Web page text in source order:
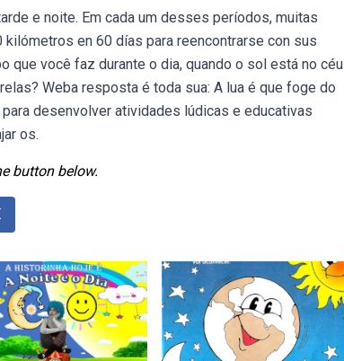
e noite. Em cada um desses períodos, muitas
en 60 días para reencontrarse con sus
que você faz durante o dia, quando o sol está no céu
Weba resposta é toda sua: A lua é que foge do
desenvolver atividades lúdicas e educativas
os.
button below.